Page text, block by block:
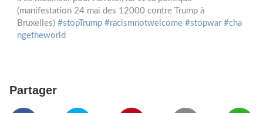
(manifestation 24 mai des 12000 contre Trump à
Bruxelles) #stopTrump #racismnotwelcome #stopwar #cha
ngetheworld
Partager